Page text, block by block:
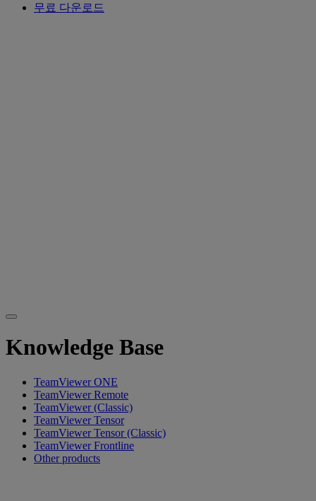
무료 다운로드
Knowledge Base
TeamViewer ONE
TeamViewer Remote
TeamViewer (Classic)
TeamViewer Tensor
TeamViewer Tensor (Classic)
TeamViewer Frontline
Other products